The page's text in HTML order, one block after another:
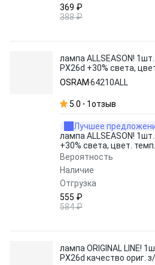
369 ₽
388 ₽
лампа ALLSEASON!
PX26d +30% света,
OSRAM 64210ALL
5.0 1отзыв
Лучшее
лампа ALLSEASON!
+30% света, цвет.
Вероятность
Наличие
Отгрузка
555 ₽
584 ₽
лампа ORIGINAL LINE!
PX26d качество ориг.